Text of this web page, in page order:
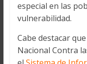
especial en las
vulnerabilidad.
Cabe destacar
Nacional Contra